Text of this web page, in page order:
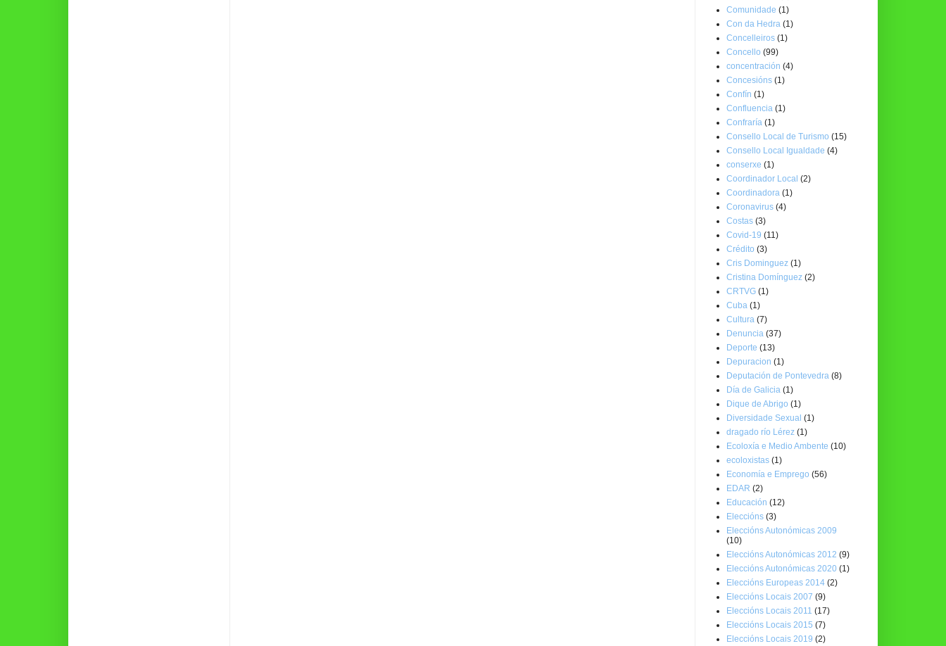
Comunidade (1)
Con da Hedra (1)
Concelleiros (1)
Concello (99)
concentración (4)
Concesións (1)
Confín (1)
Confluencia (1)
Confraría (1)
Consello Local de Turismo (15)
Consello Local Igualdade (4)
conserxe (1)
Coordinador Local (2)
Coordinadora (1)
Coronavirus (4)
Costas (3)
Covid-19 (11)
Crédito (3)
Cris Dominguez (1)
Cristina Domínguez (2)
CRTVG (1)
Cuba (1)
Cultura (7)
Denuncia (37)
Deporte (13)
Depuracion (1)
Deputación de Pontevedra (8)
Día de Galicia (1)
Dique de Abrigo (1)
Diversidade Sexual (1)
dragado río Lérez (1)
Ecoloxía e Medio Ambente (10)
ecoloxistas (1)
Economía e Emprego (56)
EDAR (2)
Educación (12)
Eleccións (3)
Eleccións Autonómicas 2009
(10)
Eleccións Autonómicas 2012 (9)
Eleccións Autonómicas 2020 (1)
Eleccións Europeas 2014 (2)
Eleccións Locais 2007 (9)
Eleccións Locais 2011 (17)
Eleccións Locais 2015 (7)
Eleccións Locais 2019 (2)